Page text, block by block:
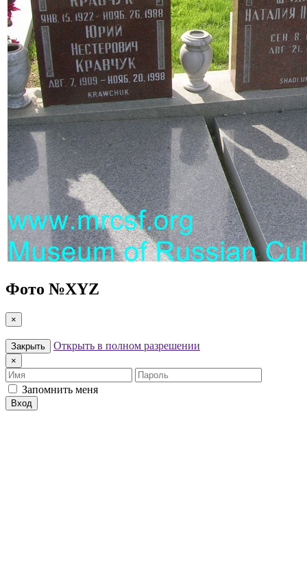
Фото №XYZ
×
Закрыть Открыть в полном разрешении
×
Имя
Пароль
Запомнить меня
Вход